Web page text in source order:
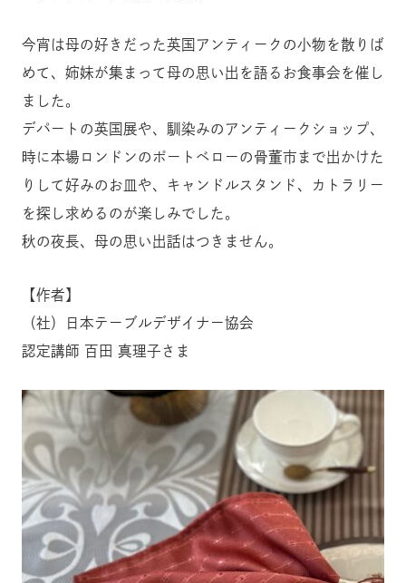
今宵は母の好きだった英国アンティークの小物を散りば
めて、姉妹が集まって母の思い出を語るお食事会を催し
ました。
デパートの英国展や、馴染みのアンティークショップ、
時に本場ロンドンのポートベローの骨董市まで出かけた
りして好みのお皿や、キャンドルスタンド、カトラリー
を探し求めるのが楽しみでした。
秋の夜長、母の思い出話はつきません。
【作者】
（社）日本テーブルデザイナー協会
認定講師 百田 真理子さま